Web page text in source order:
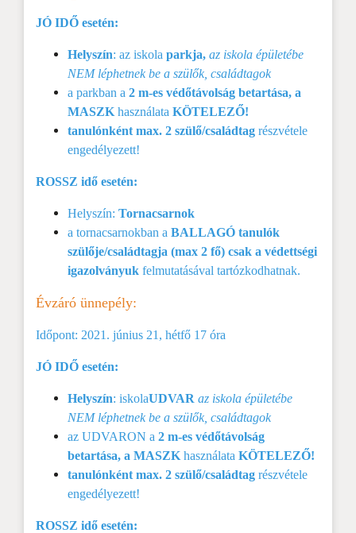
JÓ IDŐ esetén:
Helyszín: az iskola parkja, az iskola épületébe
NEM léphetnek be a szülők, családtagok
a parkban a 2 m-es védőtávolság betartása, a
MASZK használata KÖTELEZŐ!
tanulónként max. 2 szülő/családtag részvétele
engedélyezett!
ROSSZ idő esetén:
Helyszín: Tornacsarnok
a tornacsarnokban a BALLAGÓ tanulók
szülője/családtagja (max 2 fő) csak a védettségi
igazolványuk felmutatásával tartózkodhatnak.
Évzáró ünnepély:
Időpont: 2021. június 21, hétfő 17 óra
JÓ IDŐ esetén:
Helyszín: iskolaUDVAR az iskola épületébe
NEM léphetnek be a szülők, családtagok
az UDVARON a 2 m-es védőtávolság
betartása, a MASZK használata KÖTELEZŐ!
tanulónként max. 2 szülő/családtag részvétele
engedélyezett!
ROSSZ idő esetén: